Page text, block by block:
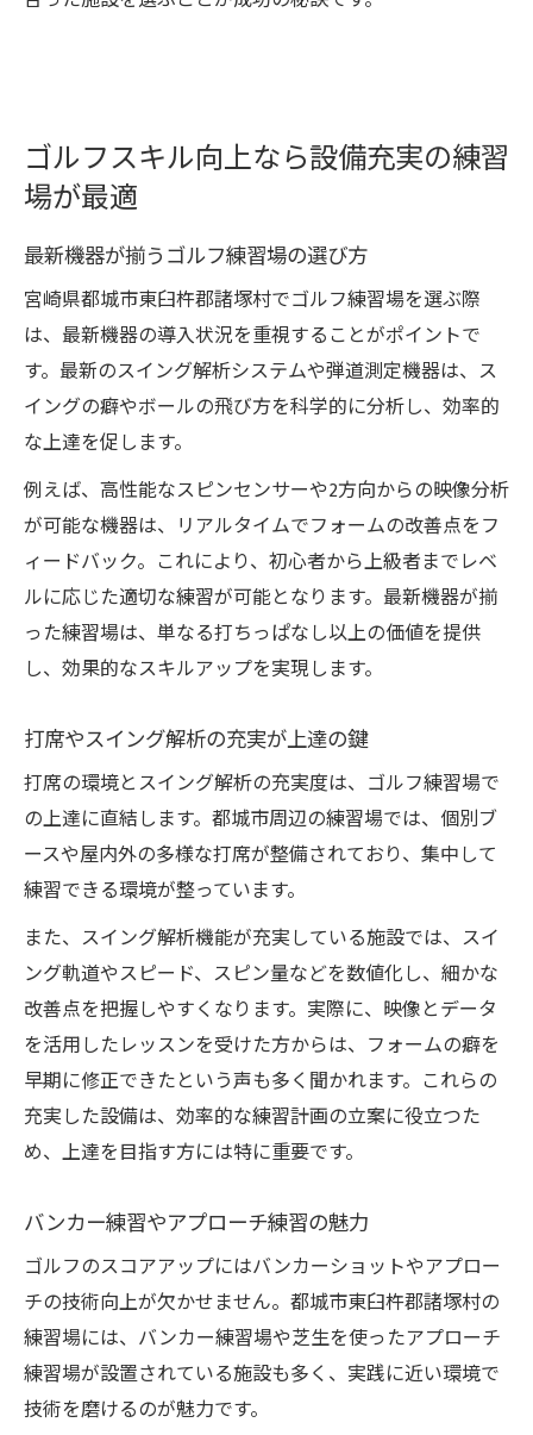
ゴルフスキル向上なら設備充実の練習
場が最適
最新機器が揃うゴルフ練習場の選び方
宮崎県都城市東臼杵郡諸塚村でゴルフ練習場を選ぶ際
は、最新機器の導入状況を重視することがポイントで
す。最新のスイング解析システムや弾道測定機器は、ス
イングの癖やボールの飛び方を科学的に分析し、効率的
な上達を促します。
例えば、高性能なスピンセンサーや2方向からの映像分析
が可能な機器は、リアルタイムでフォームの改善点をフ
ィードバック。これにより、初心者から上級者までレベ
ルに応じた適切な練習が可能となります。最新機器が揃
った練習場は、単なる打ちっぱなし以上の価値を提供
し、効果的なスキルアップを実現します。
打席やスイング解析の充実が上達の鍵
打席の環境とスイング解析の充実度は、ゴルフ練習場で
の上達に直結します。都城市周辺の練習場では、個別ブ
ースや屋内外の多様な打席が整備されており、集中して
練習できる環境が整っています。
また、スイング解析機能が充実している施設では、スイ
ング軌道やスピード、スピン量などを数値化し、細かな
改善点を把握しやすくなります。実際に、映像とデータ
を活用したレッスンを受けた方からは、フォームの癖を
早期に修正できたという声も多く聞かれます。これらの
充実した設備は、効率的な練習計画の立案に役立つた
め、上達を目指す方には特に重要です。
バンカー練習やアプローチ練習の魅力
ゴルフのスコアアップにはバンカーショットやアプロー
チの技術向上が欠かせません。都城市東臼杵郡諸塚村の
練習場には、バンカー練習場や芝生を使ったアプローチ
練習場が設置されている施設も多く、実践に近い環境で
技術を磨けるのが魅力です。